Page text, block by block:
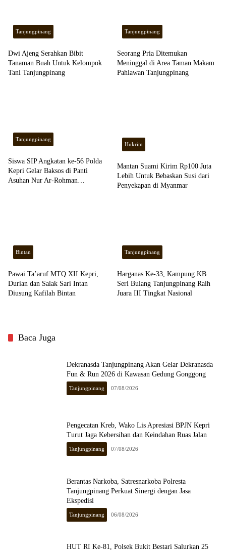
Tanjungpinang
Dwi Ajeng Serahkan Bibit
Tanaman Buah Untuk Kelompok
Tani Tanjungpinang
Tanjungpinang
Seorang Pria Ditemukan
Meninggal di Area Taman Makam
Pahlawan Tanjungpinang
Tanjungpinang
Siswa SIP Angkatan ke-56 Polda
Kepri Gelar Baksos di Panti
Asuhan Nur Ar-Rohman
Hukrim
Mantan Suami Kirim Rp100 Juta
Lebih Untuk Bebaskan Susi dari
Penyekapan di Myanmar
Bintan
Pawai Ta’aruf MTQ XII Kepri,
Durian dan Salak Sari Intan
Diusung Kafilah Bintan
Tanjungpinang
Harganas Ke-33, Kampung KB
Seri Bulang Tanjungpinang Raih
Juara III Tingkat Nasional
Baca Juga
Dekranasda Tanjungpinang Akan Gelar Dekranasda
Fun & Run 2026 di Kawasan Gedung Gonggong
Tanjungpinang 07/08/2026
Pengecatan Kreb, Wako Lis Apresiasi BPJN Kepri
Turut Jaga Kebersihan dan Keindahan Ruas Jalan
Tanjungpinang 07/08/2026
Berantas Narkoba, Satresnarkoba Polresta
Tanjungpinang Perkuat Sinergi dengan Jasa
Ekspedisi
Tanjungpinang 06/08/2026
HUT RI Ke-81, Polsek Bukit Bestari Salurkan 25